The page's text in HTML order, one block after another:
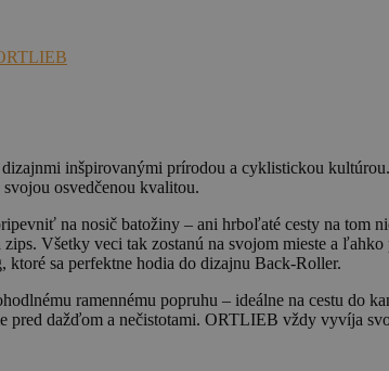
inšpirovanými prírodou a cyklistickou
osvedčenou kvalitou.
na nosič batožiny – ani hrboľaté cesty na
Všetky veci tak zostanú na svojom mieste a
sa perfektne hodia do dizajnu Back-Roller.
ramennému popruhu – ideálne na cestu do
dažďom a nečistotami. ORTLIEB vždy vyvíja